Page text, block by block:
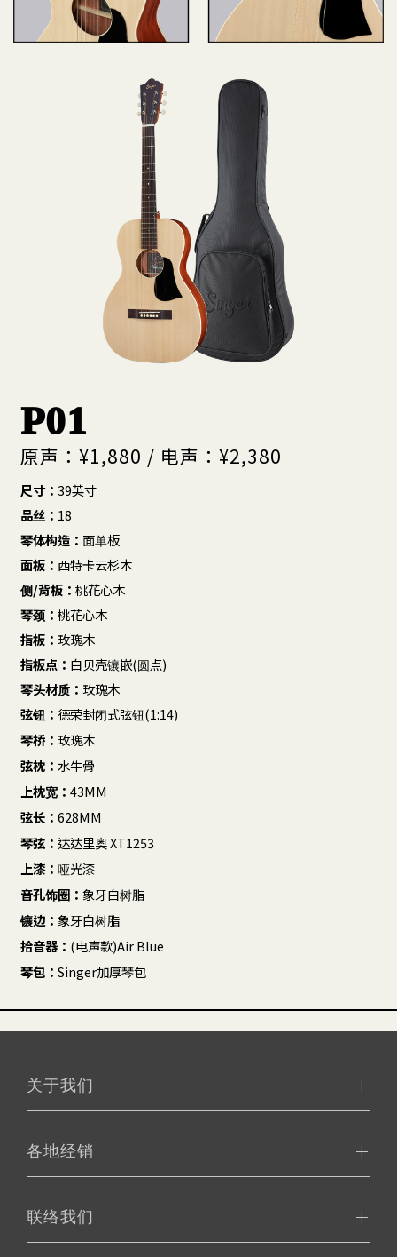
P01
原声：¥1,880 / 电声：¥2,380
尺寸：39英寸
品丝： 18
琴体构造： 面单板
面板：西特卡云杉木
侧/背板：桃花心木
琴颈：桃花心木
指板： 玫瑰木
指板点： 白贝壳镶嵌(圆点)
琴头材质： 玫瑰木
弦钮： 德荣封闭式弦钮(1:14)
琴桥： 玫瑰木
弦枕：水牛骨
上枕宽：43MM
弦长：628MM
琴弦： 达达里奥 XT1253
上漆：哑光漆
音孔饰圈：象牙白树脂
镶边：象牙白树脂
拾音器： (电声款)Air Blue
琴包：Singer加厚琴包
关于我们
各地经销
联络我们